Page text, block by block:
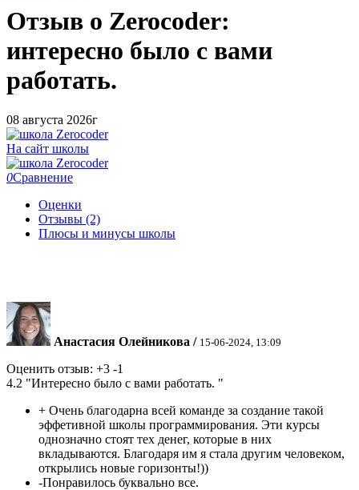
Отзыв о Zerocoder:
интересно было с вами
работать.
08 августа 2026г
На сайт школы
0Сравнение
Оценки
Отзывы (2)
Плюсы и минусы школы
Анастасия Олейникова / 15-06-2024, 13:09
Оценить отзыв: +3 -1
4.2 "Интересно было с вами работать. "
+ Очень благодарна всей команде за создание такой
эффетивной школы программирования. Эти курсы
однозначно стоят тех денег, которые в них
вкладываются. Благодаря им я стала другим человеком,
открылись новые горизонты!))
-Понравилось буквально все.